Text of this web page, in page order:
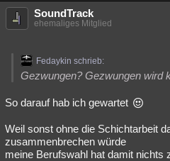
SoundTrack
ehemaliges Mitglied
Fedaykin schrieb:
Gezwungen? Gezwungen wird
So darauf hab ich gewartet
Weil sonst ohne die Schichtarbeit
zusammenbrechen würde
meine Berufswahl hat damit nichts